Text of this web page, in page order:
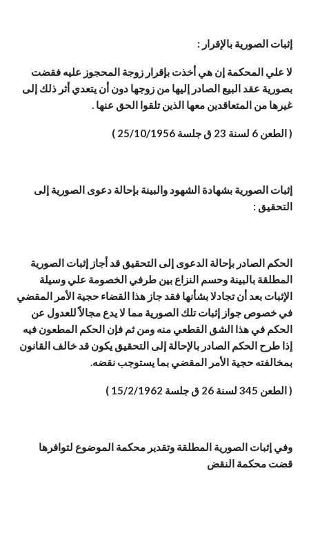
إثبات الصورية بالإقرار :
لا علي المحكمة إن هي أخذت بإقرار زوجة المحجوز عليه فقضت
بصورية عقد البيع الصادر إليها من زوجها دون أن يتعدي أثر ذلك إلى
غيرها من المتعاقدين معها الذين تلقوا الحق عنها .
( الطعن 6 لسنة 23 ق جلسة 25/10/1956 )
إثبات الصورية بشهادة الشهود والبينة بإحالة دعوى الصورية إلى
التحقيق :
الحكم الصادر بإحالة الدعوى إلى التحقيق قد أجاز إثبات الصورية
المطلقة بالبينة وحسم النزاع بين طرفي الخصومة علي وسيلة
الإثبات بعد أن تجادلا بشأنها فقد جاز هذا القضاء حجية الأمر المقضي
في خصوص جواز إثبات تلك الصورية مما لا يدع مجالاً للعدول عن
الحكم في هذا الشق القطعي منه ومن ثم فإن الحكم المطعون فيه
إذا طرح الحكم الصادر بالإحالة إلى التحقيق يكون قد خالف القانون
بمخالفته حجية الأمر المقضي بما يستوجب نقضه.
( الطعن 345 لسنة 26 ق جلسة 15/2/1962 )
وفي إثبات الصورية المطلقة وتقدير محكمة الموضوع لتوافرها
قضت محكمة النقض